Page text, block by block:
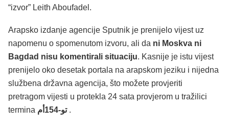
“izvor” Leith Aboufadel.
Arapsko izdanje agencije Sputnik je prenijelo vijest uz
napomenu o spomenutom izvoru, ali da ni Moskva ni
Bagdad nisu komentirali situaciju. Kasnije je istu vijest
prenijelo oko desetak portala na arapskom jeziku i nijedna
službena državna agencija, što možete provjeriti
pretragom vijesti u protekla 24 sata provjerom u tražilici
termina
تو-154أم.